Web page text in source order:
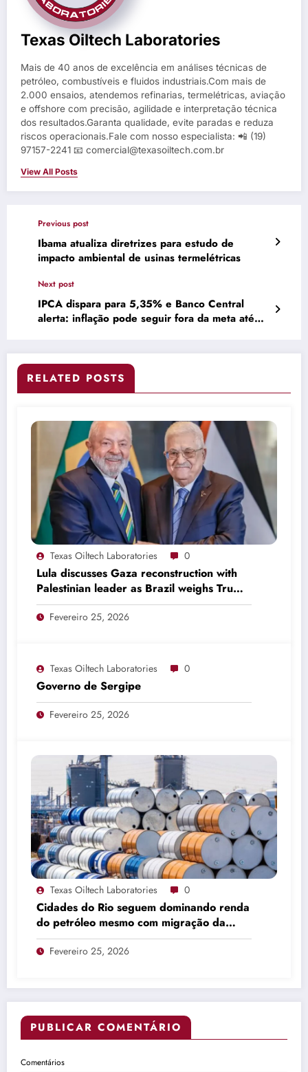
Texas Oiltech Laboratories
Mais de 40 anos de excelência em análises técnicas de
petróleo, combustíveis e fluidos industriais.Com mais de
2.000 ensaios, atendemos refinarias, termelétricas, aviação
e offshore com precisão, agilidade e interpretação técnica
dos resultados.Garanta qualidade, evite paradas e reduza
riscos operacionais.Fale com nosso especialista: 📲 (19)
97157-2241 📧 comercial@texasoiltech.com.br
View All Posts
Previous post
Ibama atualiza diretrizes para estudo de
impacto ambiental de usinas termelétricas
Next post
IPCA dispara para 5,35% e Banco Central
alerta: inflação pode seguir fora da meta até
RELATED POSTS
Texas Oiltech Laboratories 0
Lula discusses Gaza reconstruction with
Palestinian leader as Brazil weighs Trump
invitation
Fevereiro 25, 2026
Texas Oiltech Laboratories 0
Governo de Sergipe
Fevereiro 25, 2026
Texas Oiltech Laboratories 0
Cidades do Rio seguem dominando renda
do petróleo mesmo com migração da
produção
Fevereiro 25, 2026
PUBLICAR COMENTÁRIO
Comentários